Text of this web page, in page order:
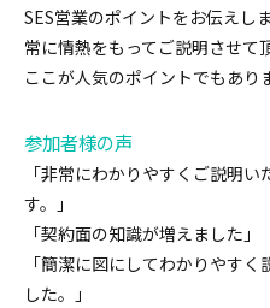
SES営業のポイントをお伝えし
常に情熱をもってご説明させて
ここが人気のポイントでもあり
参加者様の声
「非常にわかりやすくご説明
す。」
「契約面の知識が増えました」
「簡潔に図にしてわかりやす
した。」